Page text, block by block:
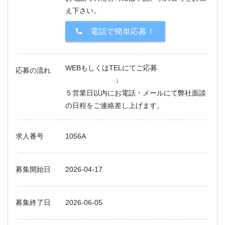
え下さい。
電話で簡単応募！
応募の流れ
WEBもしくはTELにてご応募
↓
５営業日以内にお電話・メールにて弊社面談
の日程をご連絡差し上げます。
求人番号 1056A
募集開始日 2026-04-17
募集終了日 2026-06-05